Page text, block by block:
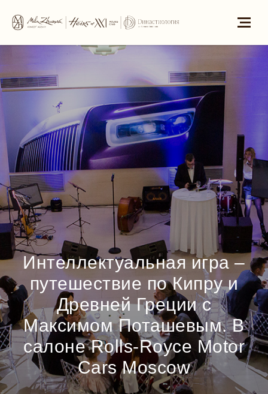
Интеллектуальная игра –
путешествие по Кипру и
Древней Греции с
Максимом Поташевым. В
салоне Rolls-Royce Motor
Cars Moscow